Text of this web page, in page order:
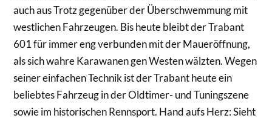
auch aus Trotz gegenüber der Überschwemmung mit
westlichen Fahrzeugen. Bis heute bleibt der Trabant
601 für immer eng verbunden mit der Maueröffnung,
als sich wahre Karawanen gen Westen wälzten. Wegen
seiner einfachen Technik ist der Trabant heute ein
beliebtes Fahrzeug in der Oldtimer- und Tuningszene
sowie im historischen Rennsport. Hand aufs Herz: Sieht